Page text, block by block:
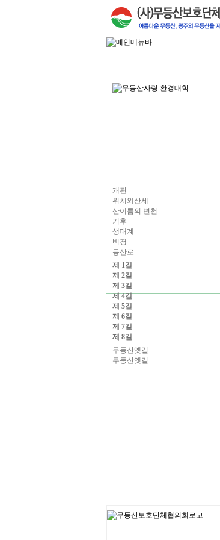
개관
위치와산세
산이름의 변천
기후
생태계
비경
등산로
제 1길
제 2길
제 3길
제 4길
제 5길
제 6길
제 7길
제 8길
무등산옛길
무등산옛길